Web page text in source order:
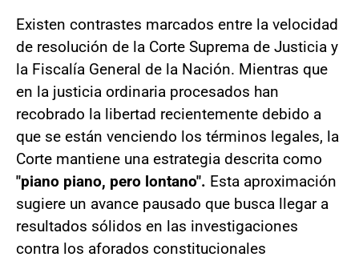
Existen contrastes marcados entre la velocidad
de resolución de la Corte Suprema de Justicia y
la Fiscalía General de la Nación. Mientras que
en la justicia ordinaria procesados han
recobrado la libertad recientemente debido a
que se están venciendo los términos legales, la
Corte mantiene una estrategia descrita como
"piano piano, pero lontano". Esta aproximación
sugiere un avance pausado que busca llegar a
resultados sólidos en las investigaciones
contra los aforados constitucionales